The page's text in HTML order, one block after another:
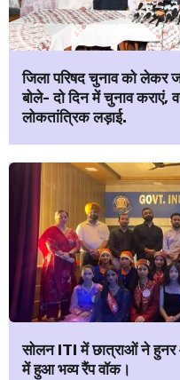
जिला परिषद चुनाव को लेकर
बोले- दो दिन में चुनाव कराएं,
लोकतांत्रिक लड़ाई.
सोलन ITI में छात्राओं ने
में हुआ भव्य रैंप वॉक।